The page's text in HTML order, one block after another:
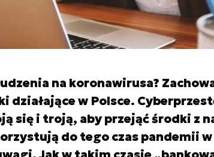
na koronawirusa?
działające w Polsce.
się i troją, aby przejąć środki z
do tego czas pandemii